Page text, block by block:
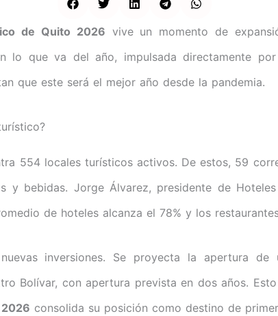
de Quito 2026 vive un momento de
lo que va del año, impulsada directamente
que este será el mejor año desde la pandemia.
554 locales turísticos activos. De estos, 59
y bebidas. Jorge Álvarez, presidente de
de hoteles alcanza el 78% y los
inversiones. Se proyecta la apertura
Bolívar, con apertura prevista en dos años.
consolida su posición como destino de